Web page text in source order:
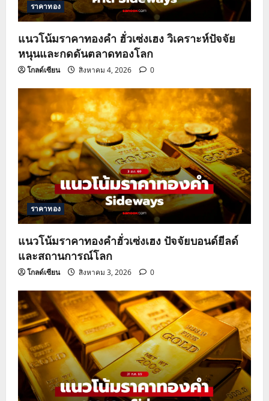
ราคาทอง
แนวโน้มราคาทองคำ ฮั่วเซ่งเฮง วิเคราะห์ปัจจัย
หนุนและกดดันตลาดทองโลก
โกลด์เซียน สิงหาคม 4, 2026 0
ราคาทอง
แนวโน้มราคาทองคำฮั่วเซ่งเฮง ปัจจัยบอนด์ยีลด์
และสถานการณ์โลก
โกลด์เซียน สิงหาคม 3, 2026 0